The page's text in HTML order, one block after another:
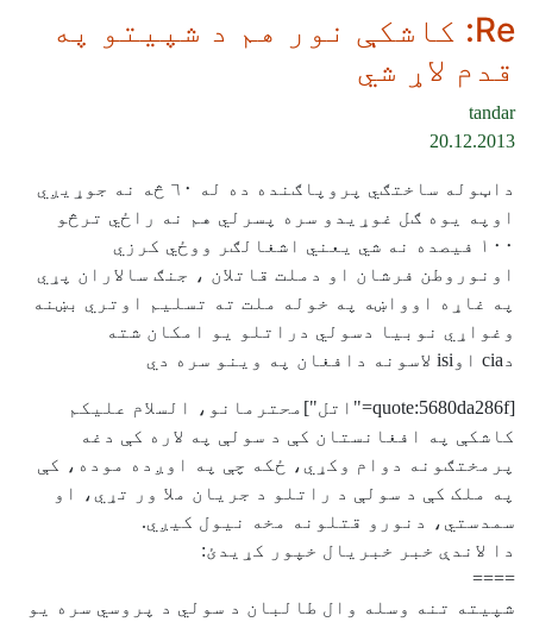
Re: کاشکې نور هم د شپیتو په
قدم لاړ شي
tandar
20.12.2013
داټوله ساختګي پروپاګنده ده له ٦٠ څه نه جوړيږي
اوپه يوه ګل غوړيدو سره پسرلي هم نه راځي ترڅو
١٠٠ فيصده نه شي يعني اشغالګر ووځي کرزي
اونوروطن فرشان او دملت قاتلان ، جنګ سالاران پړي
په غاړه اوواښه په خوله ملت ته تسليم اوتري بښنه
وغواړي نوبيا دسولي دراتلو يو امکان شته
دcia اوisi لاسونه دافغان په وينو سره دي
[quote:5680da286f="اتل"]محترمانو، السلام علیکم
کاشکې په افغانستان کې د سولې په لاره کې دغه
پرمختګونه دوام وکړي، ځکه چې په اوږده موده، کې
په ملک کې د سولې د راتلو د جریان ملا ور تړي، او
سمدستي، دنورو قتلونه مخه نیول کیږي.
دا لاندې خبر خبریال خپور کړیدئ:
====
شپيته تنه وسله وال طالبان د سولي د پروسي سره يو